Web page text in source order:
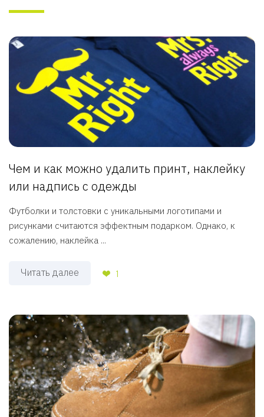
Чем и как можно удалить принт, наклейку
или надпись с одежды
Футболки и толстовки с уникальными логотипами и
рисунками считаются эффектным подарком. Однако, к
сожалению, наклейка ...
Читать далее 1